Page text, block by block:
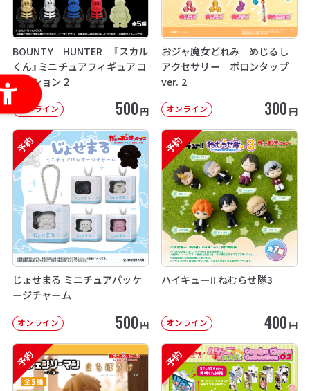
BOUNTY HUNTER 『スカル
くん』ミニチュアフィギュアコ
レクション２
オンライン 500 円
おジャ魔女どれみ めじるし
アクセサリー ポロンタップ
ver. 2
オンライン 300 円
予約
じょせまる ミニチュアパッケ
ージチャーム
オンライン 500 円
予約
ハイキュー!! ねむらせ隊3
オンライン 400 円
予約 予約